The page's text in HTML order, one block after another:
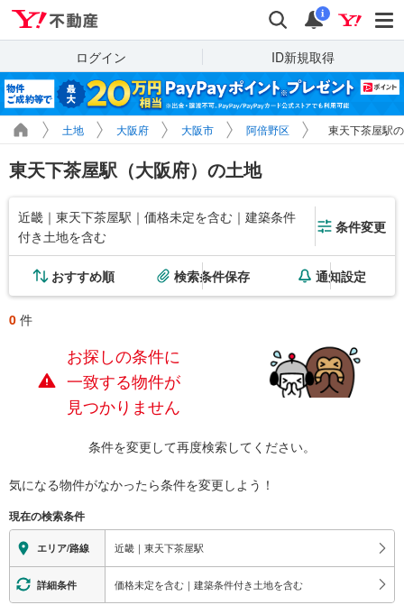
検索 通知
i
ログイン ID新規取得
土地 大阪府 大阪市 阿倍野区 東天下茶屋駅
東天下茶屋駅（大阪府）の土地
近畿｜東天下茶屋駅｜価格未定を含む｜建築条件
付き土地を含む
条件変更
おすすめ順 検索条件保存 通知設定
0 件
お探しの条件に
一致する物件が
見つかりません
条件を変更して再度検索してください。
気になる物件がなかったら条件を変更しよう！
現在の検索条件
エリア/路線 近畿｜東天下茶屋駅
詳細条件 価格未定を含む｜建築条件付き土地を含む